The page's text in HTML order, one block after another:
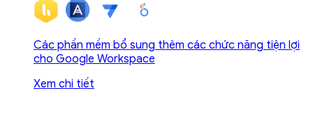
Các phần mềm bổ sung thêm các chức năng tiện lợi
cho Google Workspace
Xem chi tiết